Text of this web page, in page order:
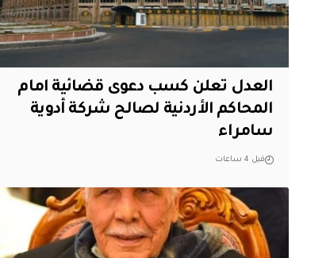
العدل تعلن كسب دعوى قضائية امام
المحاكم الأردنية لصالح شركة أدوية
سامراء
قبل 4 ساعات